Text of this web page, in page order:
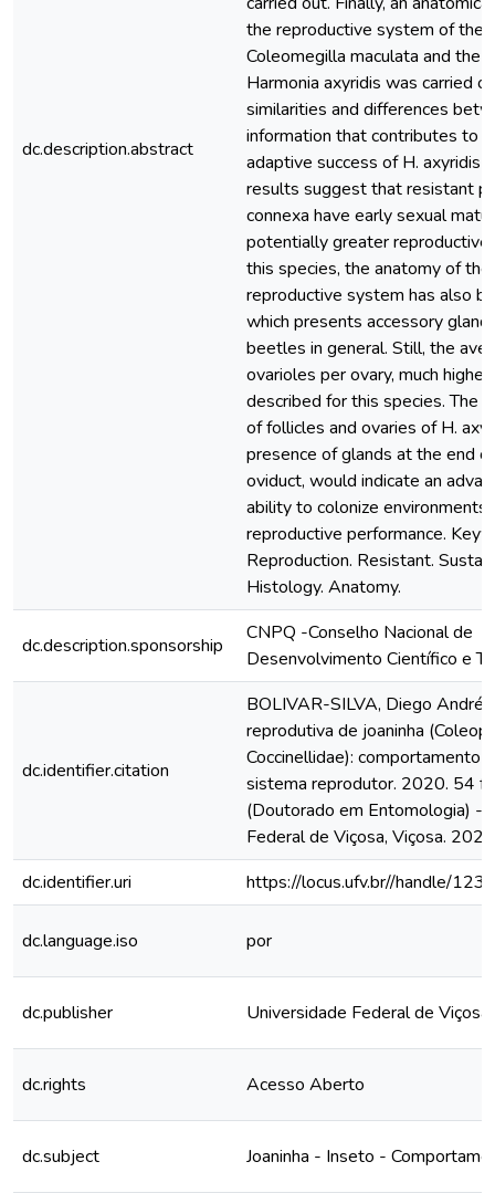
dc.description.abstract
the reproductive system of the
Coleomegilla maculata and the
Harmonia axyridis was carried
similarities and differences
information that contributes to
adaptive success of H. axyridis
results suggest that resistant
connexa have early sexual
potentially greater reproductive
this species, the anatomy of the
reproductive system has also
which presents accessory
beetles in general. Still, the
ovarioles per ovary, much
described for this species. The
of follicles and ovaries of H.
presence of glands at the end
oviduct, would indicate an
ability to colonize environments
reproductive performance.
Reproduction. Resistant.
Histology. Anatomy.
dc.description.sponsorship
CNPQ -Conselho Nacional de
Desenvolvimento Científico e
dc.identifier.citation
BOLIVAR-SILVA, Diego
reprodutiva de joaninha
Coccinellidae): comportamento
sistema reprodutor. 2020. 54 f.
(Doutorado em Entomologia) -
Federal de Viçosa, Viçosa.
dc.identifier.uri
https://locus.ufv.br//handle/
dc.language.iso por
dc.publisher Universidade Federal de Viçosa
dc.rights Acesso Aberto
dc.subject Joaninha - Inseto -